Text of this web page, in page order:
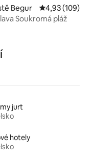
Begur Průměrné
4,93 (109)
Soukromá pláž
jurt
hotely